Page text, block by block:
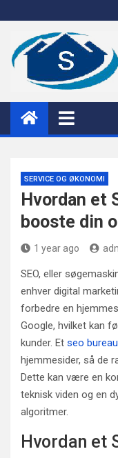
to
content
sacia
SERVICE OG ØKONOMI
Hvordan et
booste din
1 year ago
SEO, eller
enhver digital
forbedre en
Google, hvilket kan
kunder. Et seo bureau
hjemmesider, så de
Dette kan være en
teknisk viden og en
algoritmer.
Hvordan et